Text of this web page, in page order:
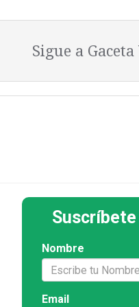
Sigue a
Nombre
Email